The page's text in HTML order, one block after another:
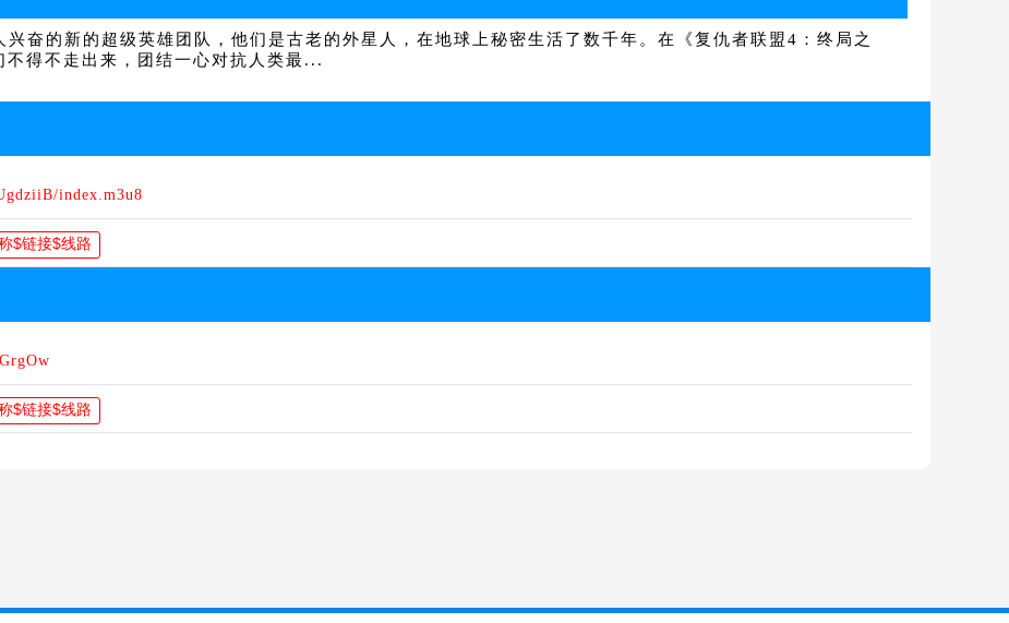
奋的新的超级英雄团队，他们是古老的外星人，在地球上秘密生活了数千年。在《复仇者联盟4：终局之
得不走出来，团结一心对抗人类最...
index.m3u8